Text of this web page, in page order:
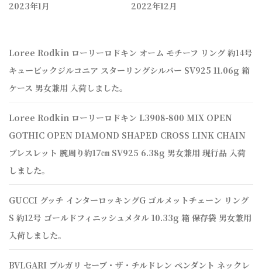
2023年1月
2022年12月
Loree Rodkin ローリーロドキン オーム モチーフ リング 約14号
キュービックジルコニア スターリングシルバー SV925 11.06g 箱
ケース 男女兼用 入荷しました。
Loree Rodkin ローリーロドキン L3908-800 MIX OPEN
GOTHIC OPEN DIAMOND SHAPED CROSS LINK CHAIN
ブレスレット 腕周り約17㎝ SV925 6.38g 男女兼用 現行品 入荷
しました。
GUCCI グッチ インターロッキングG ゴルメットチェーン リング
S 約12号 ゴールドフィニッシュメタル 10.33g 箱 保存袋 男女兼用
入荷しました。
BVLGARI ブルガリ セーブ・ザ・チルドレン ペンダント ネックレ